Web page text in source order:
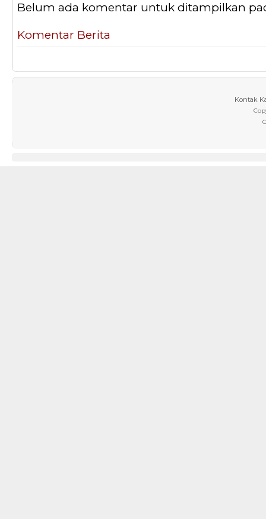
Belum ada komentar untuk ditampilkan
Komentar Berita
Kontak